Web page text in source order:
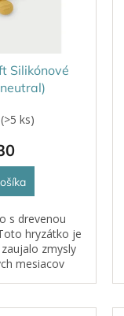
Silikónové
(>5 ks)
s drevenou
hryzátko je
zmysly
mesiacov